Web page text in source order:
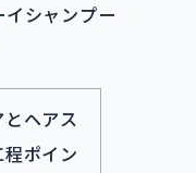
シャンプー
ヘアス
程ポイン